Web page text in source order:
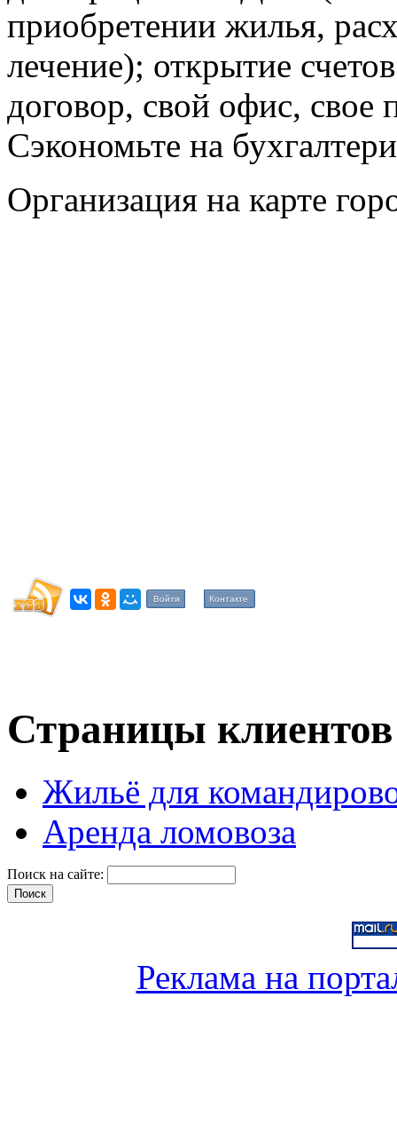
приобретении жилья,
лечение); открытие
договор, свой офис, свое
Сэкономьте на
Организация на карте
Войти Контакте
Страницы клиентов
Жильё для
Аренда ломовоза
Поиск на сайте:
Реклама на